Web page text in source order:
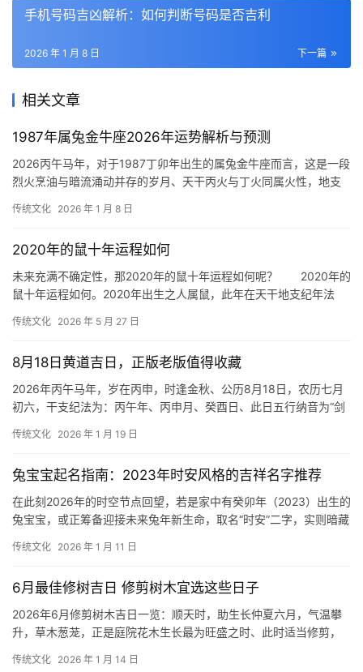
手机号码吉凶解析：如何判断号码是否吉利
下一篇
2026 年 1 月 8 日
相关文章
1987年属兔金牛座2026年运势解析与预测
2026丙午马年，对于1987丁卯年出生的属兔金牛座而言，这是一段
烈火烹油与暗流涌动并存的岁月、天干丙火与丁火同属火性，地支
传统文化 2026 年 1 月 8 日
2020年的鼠十年运程如何
未来充满不确定性，那2020年的鼠十年运程如何呢？ 2020年的
鼠十年运程如何。2020年出生之人属鼠，此年在天干地支纪年法
传统文化 2026 年 5 月 27 日
8月18日黄道吉日，正版老版值得收藏
2026年丙午马年，岁在丙申，时逢金秋、公历8月18日，农历七月
初六，干支纪法为：丙午年、丙申月、癸酉日、此日五行纳音为“剑
传统文化 2026 年 1 月 19 日
兔宝宝起名指南：2023年时安风格的吉祥名字推荐
在此刻2026年的时空节点回望，若是家中有癸卯年（2023）出生的
兔宝宝，或正筹备迎接未来兔年新生命，取名“时安”二字，实则暗藏
传统文化 2026 年 1 月 11 日
6月最佳修树吉日 修剪树木宜选这些日子
2026年6月修剪树木吉日一览：顺天时，助生长仲夏六月，气温攀
升，草木葱茏，正是庭院花木生长最为旺盛之时、此时适当修剪，
传统文化 2026 年 1 月 14 日